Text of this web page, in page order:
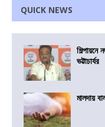
QUICK NEWS
ভট্টাচার্যর
মালদায়